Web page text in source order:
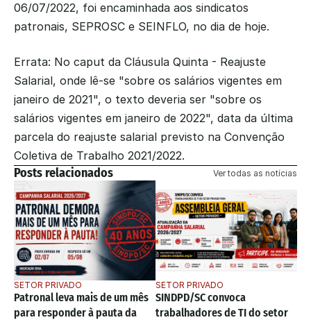
06/07/2022, foi encaminhada aos sindicatos
patronais, SEPROSC e SEINFLO, no dia de hoje.
Errata: No caput da Cláusula Quinta - Reajuste
Salarial, onde lê-se "sobre os salários vigentes em
janeiro de 2021", o texto deveria ser "sobre os
salários vigentes em janeiro de 2022", data da última
parcela do reajuste salarial previsto na Convenção
Coletiva de Trabalho 2021/2022.
Posts relacionados Ver todas as notícias
SETOR PRIVADO
Patronal leva mais de um mês
para responder à pauta da
SETOR PRIVADO
SINDPD/SC convoca
trabalhadores de TI do setor